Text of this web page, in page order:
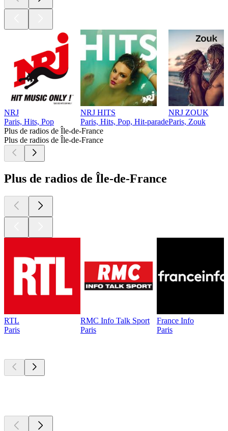
NRJ
Paris, Hits, Pop
NRJ HITS
Paris, Hits, Pop, Hit-parade
NRJ ZOUK
Paris, Zouk
Plus de radios de Île-de-France
Plus de radios de Île-de-France
Plus de radios de Île-de-France
RTL
Paris
RMC Info Talk Sport
Paris
France Info
Paris